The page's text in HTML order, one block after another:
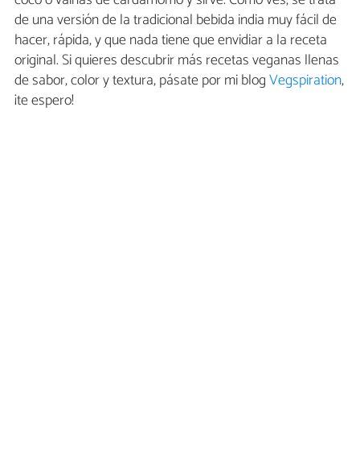
de una versión de la tradicional bebida india muy fácil de
hacer, rápida, y que nada tiene que envidiar a la receta
original. Si quieres descubrir más recetas veganas llenas
de sabor, color y textura, pásate por mi blogVegspiration,
¡te espero!